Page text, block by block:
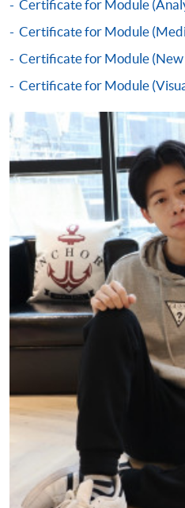
單元]
课程编号
37Z131425
学费
$9,750
查询号码
2910-7607
New Media (Module
Diploma in Media and
新媒體學 [媒體及文化
课程编号
37Z131417
$9,750
2910-7607
已被列入持续进修基金可发
本课程若干单元已加入持续
内
媒体及文化分析深造文凭
本课程在资歴架构下获得
Certificate for Module
Certificate for Module
Certificate for Module
Certificate for Module